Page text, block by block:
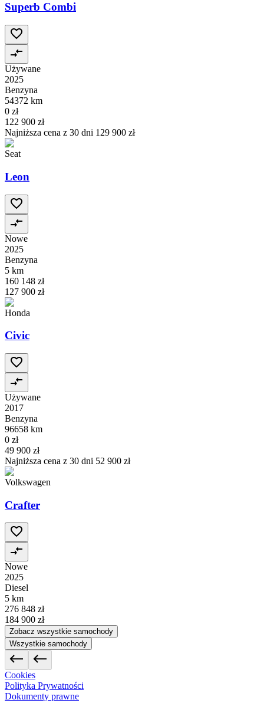
Superb Combi
Używane
2025
Benzyna
54372 km
0 zł
122 900 zł
Najniższa cena z 30 dni 129 900 zł
Seat
Leon
Nowe
2025
Benzyna
5 km
160 148 zł
127 900 zł
Honda
Civic
Używane
2017
Benzyna
96658 km
0 zł
49 900 zł
Najniższa cena z 30 dni 52 900 zł
Volkswagen
Crafter
Nowe
2025
Diesel
5 km
276 848 zł
184 900 zł
Zobacz wszystkie samochody
Wszystkie samochody
Cookies
Polityka Prywatności
Dokumenty prawne